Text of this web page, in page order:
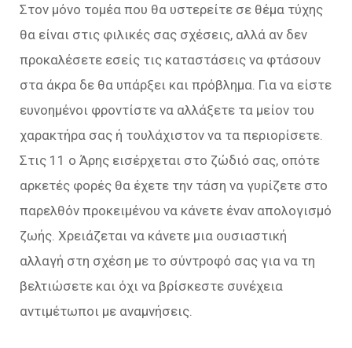
Στον μόνο τομέα που θα υστερείτε σε θέμα τύχης
θα είναι στις φιλικές σας σχέσεις, αλλά αν δεν
προκαλέσετε εσείς τις καταστάσεις να φτάσουν
στα άκρα δε θα υπάρξει και πρόβλημα. Για να είστε
ευνοημένοι φροντίστε να αλλάξετε τα μείον του
χαρακτήρα σας ή τουλάχιστον να τα περιορίσετε.
Στις 11 ο Άρης εισέρχεται στο ζώδιό σας, οπότε
αρκετές φορές θα έχετε την τάση να γυρίζετε στο
παρελθόν προκειμένου να κάνετε έναν απολογισμό
ζωής. Χρειάζεται να κάνετε μια ουσιαστική
αλλαγή στη σχέση με το σύντροφό σας για να τη
βελτιώσετε και όχι να βρίσκεστε συνέχεια
αντιμέτωποι με αναμνήσεις.